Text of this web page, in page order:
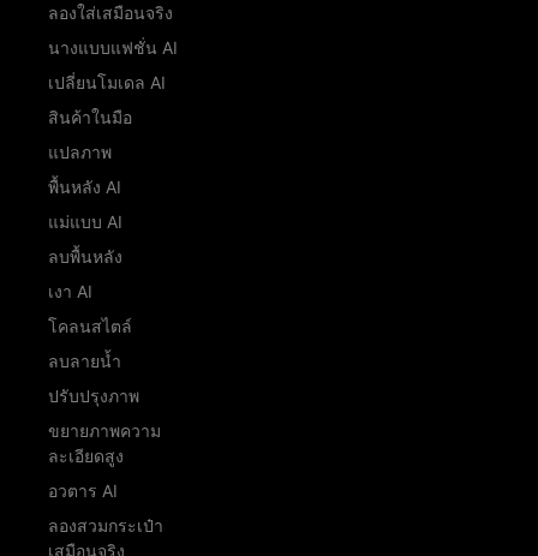
ลองใส่เสมือนจริง
นางแบบแฟชั่น AI
เปลี่ยนโมเดล AI
สินค้าในมือ
แปลภาพ
พื้นหลัง AI
แม่แบบ AI
ลบพื้นหลัง
เงา AI
โคลนสไตล์
ลบลายน้ำ
ปรับปรุงภาพ
ขยายภาพความ
ละเอียดสูง
อวตาร AI
ลองสวมกระเป๋า
เสมือนจริง